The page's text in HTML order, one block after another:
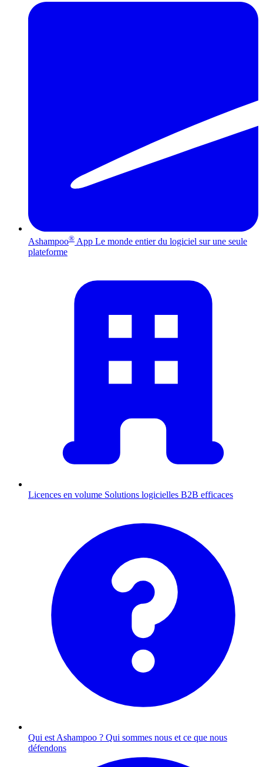
Ashampoo® App Le monde entier du logiciel sur une seule
plateforme
Licences en volume Solutions logicielles B2B efficaces
Qui est Ashampoo ? Qui sommes nous et ce que nous
défendons